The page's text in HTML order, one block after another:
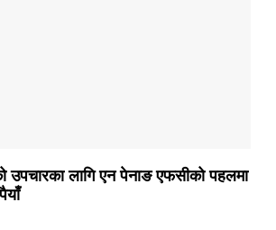
उपचारका लागि एन पेनाङ एफसीको पहलमा